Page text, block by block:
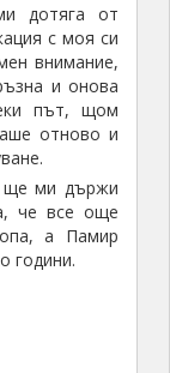
дотяга от
с моя си
внимание,
и онова
път, щом
отново и
ще ми държи
че все още
а Памир
години.